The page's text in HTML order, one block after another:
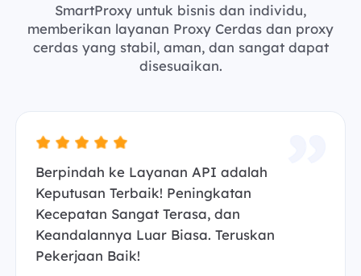
SmartProxy untuk bisnis dan individu,
memberikan layanan Proxy Cerdas dan proxy
cerdas yang stabil, aman, dan sangat dapat
disesuaikan.
Berpindah ke Layanan API adalah
Keputusan Terbaik! Peningkatan
Kecepatan Sangat Terasa, dan
Keandalannya Luar Biasa. Teruskan
Pekerjaan Baik!